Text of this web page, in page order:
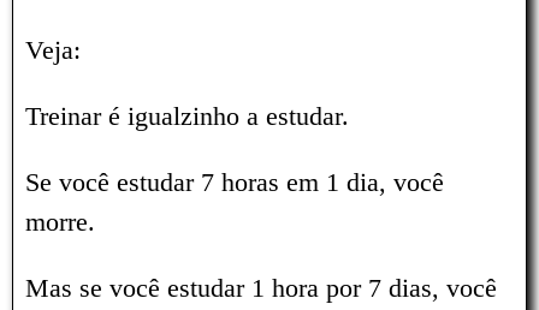
Veja:
Treinar é igualzinho a estudar.
Se você estudar 7 horas em 1 dia, você
morre.
Mas se você estudar 1 hora por 7 dias, você